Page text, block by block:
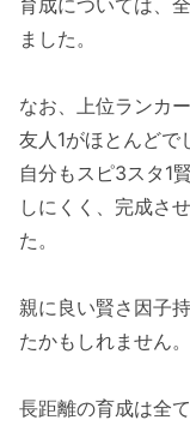
ました。
なお、上位ランカ
友人1がほとんどで
自分もスピ3スタ1
しにくく、完成さ
た。
親に良い賢さ因子
たかもしれません。
長距離の育成は全